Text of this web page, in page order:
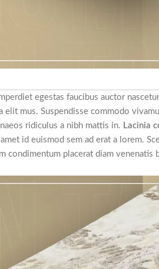
egestas faucibus auctor
elit mus. Suspendisse commodo
ridiculus a nibh mattis in. Lacinia
id euismod sem ad erat a lorem.
placerat diam venenatis